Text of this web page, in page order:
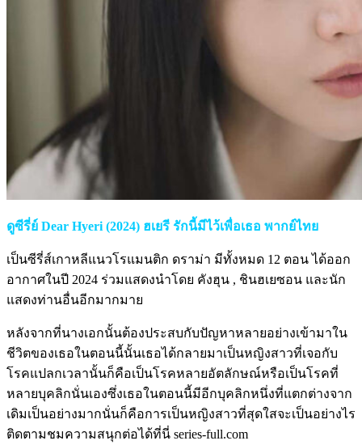
ดูซีรี่ย์ Dear Hyeri (2024) ฮเยรี รักนี้มีไว้เพื่อเธอ พากย์ไทย
เป็นซีรี่ส์เกาหลีแนวโรแมนติก ดราม่า มีทั้งหมด 12 ตอน ได้ออก
อากาศในปี 2024 ร่วมแสดงนำโดย คังฮุน , ชินฮเยซอน และนัก
แสดงท่านอื่นอีกมากมาย
หลังจากที่นางเอกนั้นต้องประสบกับปัญหาหลายอย่างเข้ามาใน
ชีวิตของเธอในตอนนี้นั้นเธอได้กลายมาเป็นหญิงสาวที่เจอกับ
โรคแปลกเวลานั้นก็คือเป็นโรคหลายอัตลักษณ์หรือเป็นโรคที่
หลายบุคลิกนั่นเองซึ่งเธอในตอนนี้มีอีกบุคลิกหนึ่งที่แตกต่างจาก
เดิมเป็นอย่างมากนั่นก็คือการเป็นหญิงสาวที่สุดใสจะเป็นอย่างไร
ติดตามชมความสนุกต่อได้ที่นี่ series-full.com